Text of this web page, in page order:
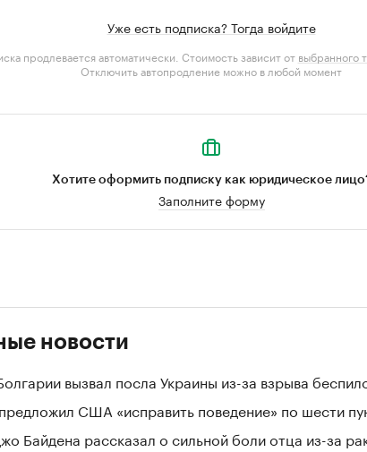
Уже есть подписка? Тогда войдите
продлевается автоматически. Стоимость зависит от выбранного
Отключить автопродление можно в любой момент
Хотите оформить подписку как юридическое
Заполните форму
новости
вызвал посла Украины из-за взрыва
США «исправить поведение» по шести
Байдена рассказал о сильной боли отца из-за